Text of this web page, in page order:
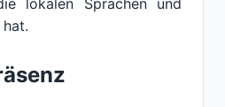
lokalen Sprachen und